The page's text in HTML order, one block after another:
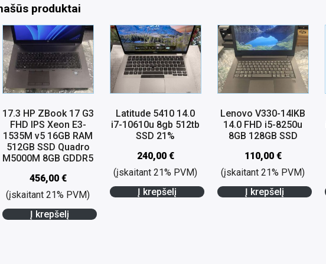
produktai
17.3 HP ZBook 17 G3
FHD IPS Xeon E3-
1535M v5 16GB RAM
512GB SSD Quadro
M5000M 8GB GDDR5
456,00 €
(įskaitant 21% PVM)
Į krepšelį
Latitude 5410 14.0
i7-10610u 8gb 512tb
SSD 21%
240,00 €
(įskaitant 21% PVM)
Į krepšelį
Lenovo V330-14IKB
14.0 FHD i5-8250u
8GB 128GB SSD
110,00 €
(įskaitant 21% PVM)
Į krepšelį